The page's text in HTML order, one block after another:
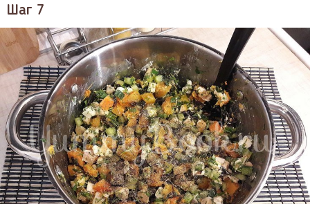
Шаг 7